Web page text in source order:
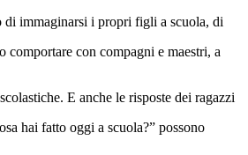
di immaginarsi i propri figli a scuola, di
comportare con compagni e maestri, a
E anche le risposte dei ragazzi
hai fatto oggi a scuola?” possono